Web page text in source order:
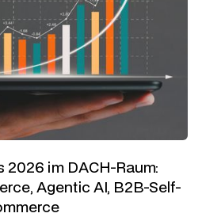
2026 im DACH-Raum:
Agentic AI, B2B-Self-